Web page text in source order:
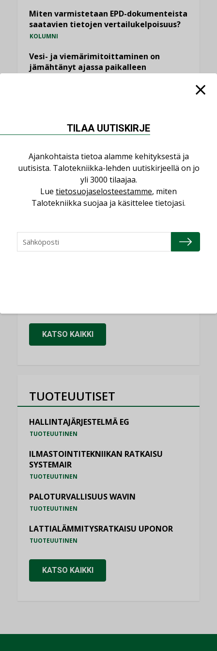
Miten varmistetaan EPD-dokumenteista
saatavien tietojen vertailukelpoisuus?
KOLUMNI
Vesi- ja viemärimitoittaminen on
jämähtänyt ajassa paikalleen
NIMITYKSET
Consti
NIMITYKSET
NIMITYKSET
KATSO KAIKKI
TUOTEUUTISET
HALLINTAJÄRJESTELMÄ EG
TUOTEUUTINEN
ILMASTOINTITEKNIIKAN RATKAISU
SYSTEMAIR
TUOTEUUTINEN
PALOTURVALLISUUS WAVIN
TUOTEUUTINEN
LATTIALÄMMITYSRATKAISU UPONOR
TUOTEUUTINEN
KATSO KAIKKI
TILAA UUTISKIRJE
Ajankohtaista tietoa alamme kehityksestä ja
uutisista. Talotekniikka-lehden uutiskirjeellä on jo
yli 3000 tilaajaa.
Lue tietosuojaselosteestamme, miten
Talotekniikka suojaa ja käsittelee tietojasi.